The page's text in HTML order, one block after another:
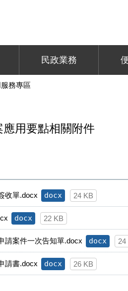
民政業務
務專區
用要點相關附件
收單.docx docx 24 KB
docx 22 KB
請案件一次告知單.docx docx 24
請書.docx docx 26 KB